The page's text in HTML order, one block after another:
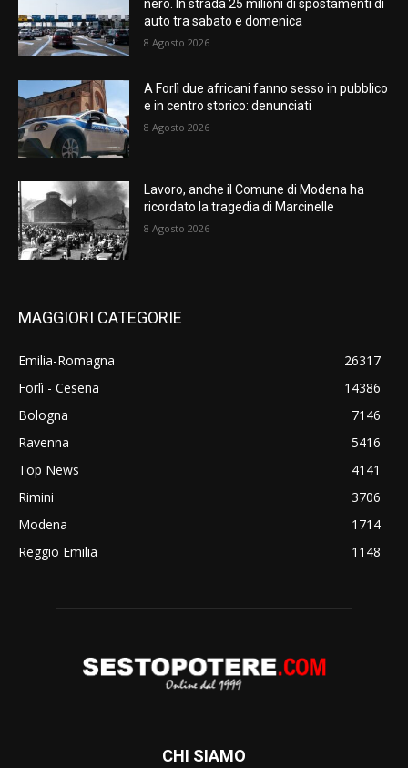
nero. In strada 25 milioni di spostamenti di
auto tra sabato e domenica
8 Agosto 2026
A Forlì due africani fanno sesso in pubblico
e in centro storico: denunciati
8 Agosto 2026
Lavoro, anche il Comune di Modena ha
ricordato la tragedia di Marcinelle
8 Agosto 2026
MAGGIORI CATEGORIE
Emilia-Romagna
26317
Forlì - Cesena
14386
Bologna
7146
Ravenna
5416
Top News
4141
Rimini
3706
Modena
1714
Reggio Emilia
1148
CHI SIAMO